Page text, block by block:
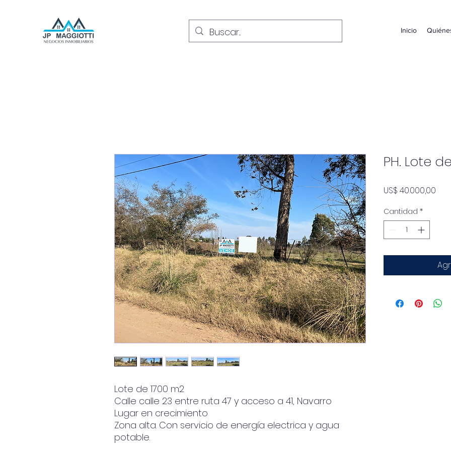
Inicio
Lote de 1700 m2
Calle calle 23 entre ruta 47 y acceso a 41, Navarro
Lugar en crecimiento
Zona alta. Con servicio de energía electrica y agua
potable.
PH. Lote
US$ 40.000,00
Cantidad *